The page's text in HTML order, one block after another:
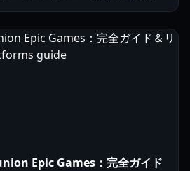
Epic Games：完全ガイド